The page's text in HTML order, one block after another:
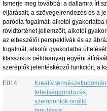
Ismerje meg továbbá: a dallamra írt
eljárásait, a szövegelrendezés és a
paródia fogalmát, alkotói gyakorlatba
rövidtörténet jellemzőit, alkotói
az elbeszélői perspektívák és az
fogalmát, alkotói gyakorlatba ültetését,
klasszikus példaanyag egyéni
szereplők jelentésképző funkcióit, a
E014
Kreatív
tehetséggondozás:
szempontok önálló